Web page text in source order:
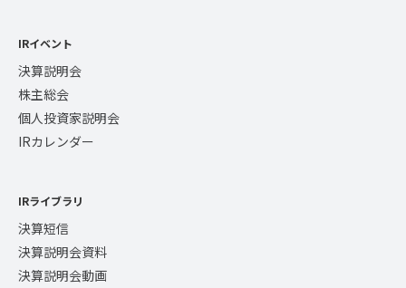
IRイベント
決算説明会
株主総会
個人投資家説明会
IRカレンダー
IRライブラリ
決算短信
決算説明会資料
決算説明会動画